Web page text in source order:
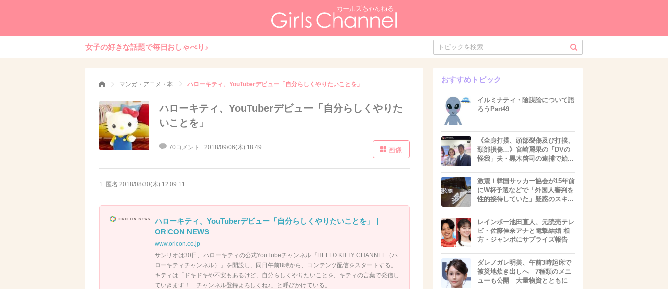
女子の好きな話題で毎日おしゃべり♪
マンガ・アニメ・本 ハローキティ、YouTuberデビュー「自分らしくやりたいことを」
ハローキティ、YouTuberデビュー「自分らしくやりた
いことを」
70コメント 2018/09/06(木) 18:49 画像
1. 匿名 2018/08/30(木) 12:09:11
ハローキティ、YouTuberデビュー「自分らしくやりたいことを」 |
ORICON NEWS
www.oricon.co.jp
サンリオは30日、ハローキティの公式YouTubeチャンネル『HELLO KITTY CHANNEL（ハ
ローキティチャンネル）』を開設し、同日午前8時から、コンテンツ配信をスタートする。
キティは「ドキドキや不安もあるけど、自分らしくやりたいことを、キティの言葉で発信し
ていきます！ チャンネル登録よろしくね♪」と呼びかけている。
おすすめトピック
イルミナティ・陰謀論について語
ろうPart49
《全身打撲、頭部裂傷及び打撲、
頸部損傷…》宮崎麗果の「DVの
怪我」夫・黒木啓司の逮捕で始...
激震！韓国サッカー協会が15年前
にW杯予選などで「外国人審判を
性的接待していた」疑惑のスキ...
レインボー池田直人、元読売テレ
ビ・佐藤佳奈アナと電撃結婚 相
方・ジャンボにサプライズ報告
ダレノガレ明美、午前3時起床で
被災地炊き出しへ 7種類のメニ
ューも公開 大量物資とともに